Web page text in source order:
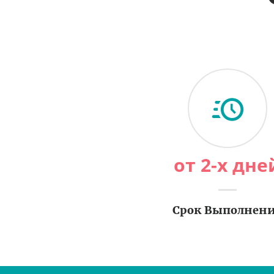
от 2-х
Срок